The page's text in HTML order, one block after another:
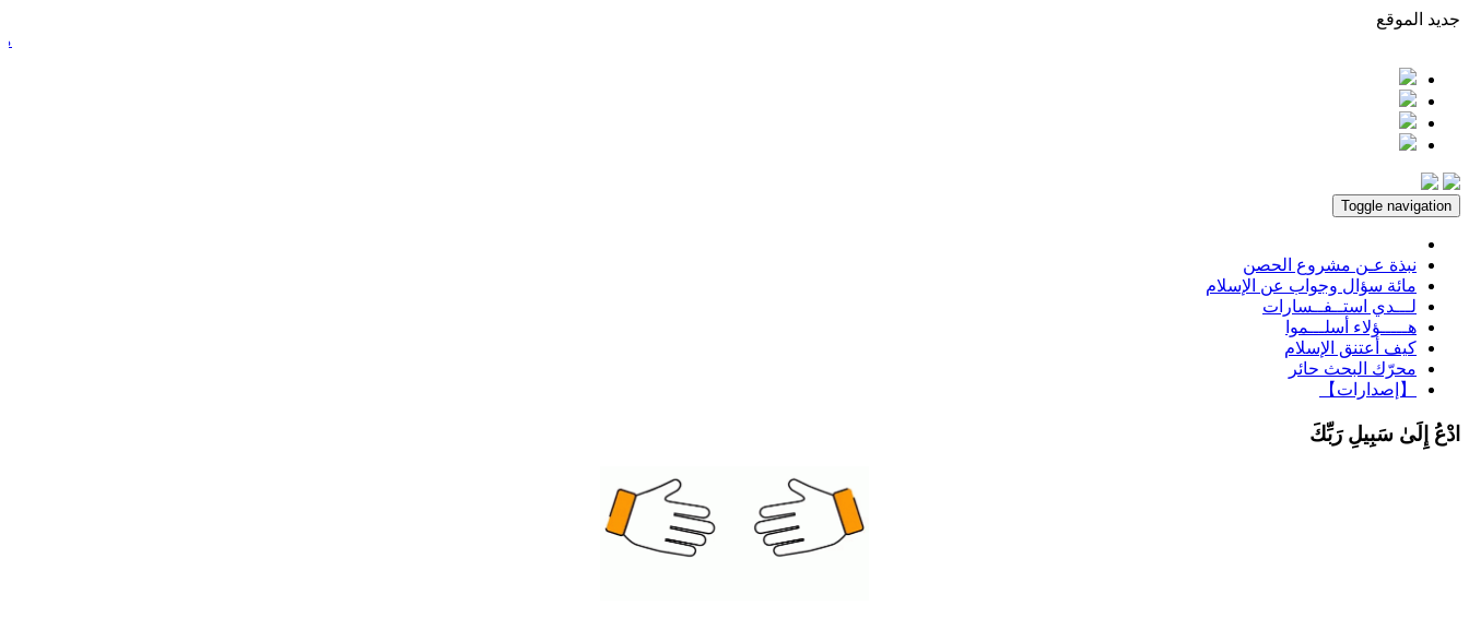
جديد الموقع
من
Toggle navigation
نبذة عـن مشروع الحصن
مائة سؤال وجواب عن الإسلام
لـــدي استــفــسارات
هـــــؤلاء أسلـــموا
كيف أعتنق الإسلام
محرّك البحث حائر
【إصدارات】
ادْعُ إِلَىٰ سَبِيلِ رَبِّكَ